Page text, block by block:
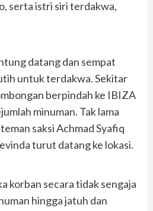
serta istri siri terdakwa,
datang dan sempat
untuk terdakwa. Sekitar
berpindah ke IBIZA
minuman. Tak lama
saksi Achmad Syafiq
turut datang ke lokasi.
korban secara tidak sengaja
hingga jatuh dan